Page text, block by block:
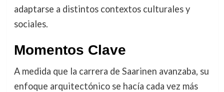
adaptarse a distintos contextos culturales y
sociales.
Momentos Clave
A medida que la carrera de Saarinen avanzaba, su
enfoque arquitectónico se hacía cada vez más